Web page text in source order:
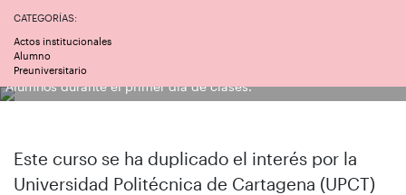
CATEGORÍAS:
Actos institucionales
Alumno
Preuniversitario
Alumnos durante el primer día de clases.
Este curso se ha duplicado el interés por la
Universidad Politécnica de Cartagena (UPCT)